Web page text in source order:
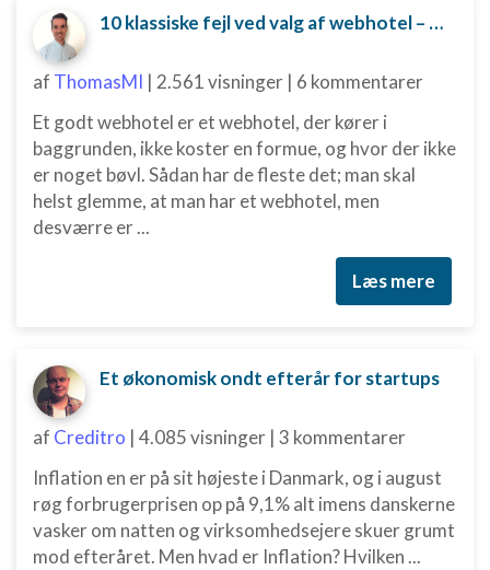
10 klassiske fejl ved valg af webhotel – og hvordan du undgår dem
af ThomasMI | 2.561 visninger | 6 kommentarer
Et godt webhotel er et webhotel, der kører i
baggrunden, ikke koster en formue, og hvor der ikke
er noget bøvl. Sådan har de fleste det; man skal
helst glemme, at man har et webhotel, men
desværre er ...
Læs mere
Et økonomisk ondt efterår for startups
af Creditro | 4.085 visninger | 3 kommentarer
Inflation en er på sit højeste i Danmark, og i august
røg forbrugerprisen op på 9,1% alt imens danskerne
vasker om natten og virksomhedsejere skuer grumt
mod efteråret. Men hvad er Inflation? Hvilken ...
Bruge præcise geografiske
placeringsoplysninger
Identificere enheder baseret på aktivt
anmodede oplysninger
Ikke-IAB-behandlingsformål:
Nødvendig
Ydeevne